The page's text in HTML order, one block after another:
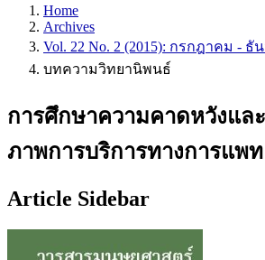
Home
Archives
Vol. 22 No. 2 (2015): กรกฎาคม - ธั
บทความวิทยานิพนธ์
การศึกษาความคาดหวังแล
ภาพการบริการทางการแพ
Article Sidebar